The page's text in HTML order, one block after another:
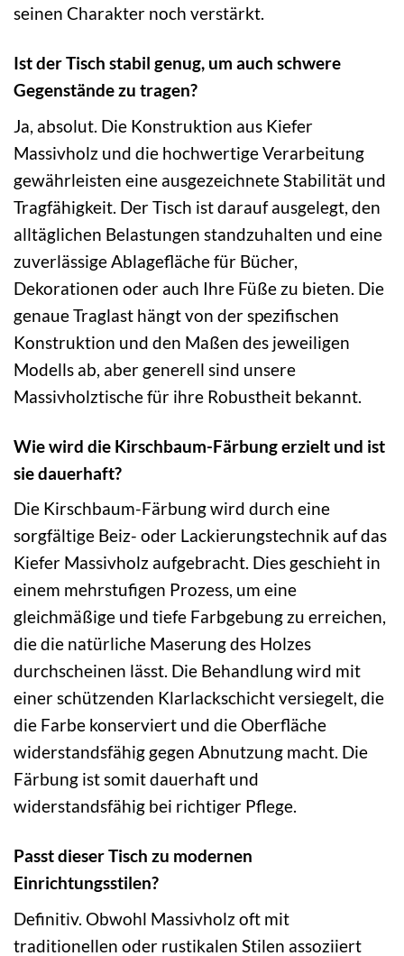
seinen Charakter noch verstärkt.
Ist der Tisch stabil genug, um auch schwere
Gegenstände zu tragen?
Ja, absolut. Die Konstruktion aus Kiefer
Massivholz und die hochwertige Verarbeitung
gewährleisten eine ausgezeichnete Stabilität und
Tragfähigkeit. Der Tisch ist darauf ausgelegt, den
alltäglichen Belastungen standzuhalten und eine
zuverlässige Ablagefläche für Bücher,
Dekorationen oder auch Ihre Füße zu bieten. Die
genaue Traglast hängt von der spezifischen
Konstruktion und den Maßen des jeweiligen
Modells ab, aber generell sind unsere
Massivholztische für ihre Robustheit bekannt.
Wie wird die Kirschbaum-Färbung erzielt und ist
sie dauerhaft?
Die Kirschbaum-Färbung wird durch eine
sorgfältige Beiz- oder Lackierungstechnik auf das
Kiefer Massivholz aufgebracht. Dies geschieht in
einem mehrstufigen Prozess, um eine
gleichmäßige und tiefe Farbgebung zu erreichen,
die die natürliche Maserung des Holzes
durchscheinen lässt. Die Behandlung wird mit
einer schützenden Klarlackschicht versiegelt, die
die Farbe konserviert und die Oberfläche
widerstandsfähig gegen Abnutzung macht. Die
Färbung ist somit dauerhaft und
widerstandsfähig bei richtiger Pflege.
Passt dieser Tisch zu modernen
Einrichtungsstilen?
Definitiv. Obwohl Massivholz oft mit
traditionellen oder rustikalen Stilen assoziiert